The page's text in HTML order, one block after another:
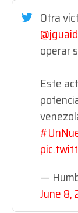
Otra
operar
Este
—
June 8,